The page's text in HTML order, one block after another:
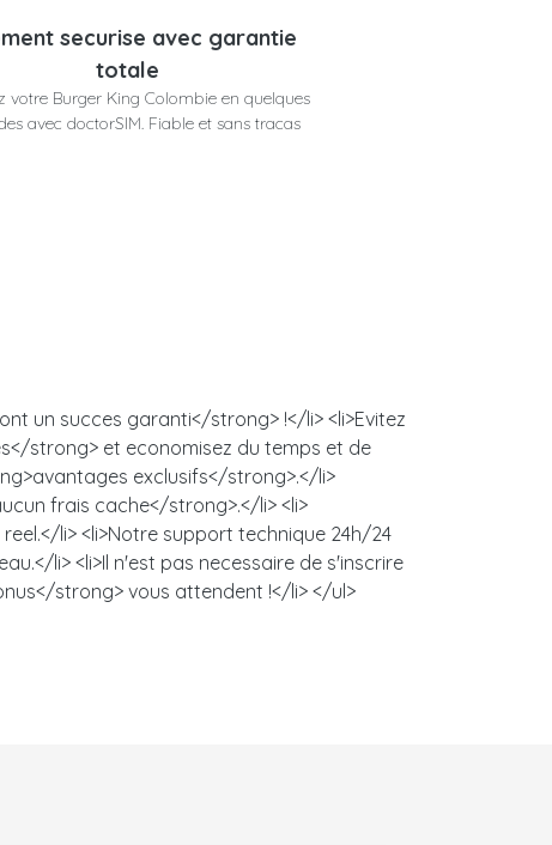
securise avec garantie
totale
votre Burger King Colombie en quelques
avec doctorSIM. Fiable et sans tracas
un succes garanti</strong> !</li> <li>Evitez
strong> et economisez du temps et de
exclusifs</strong>.</li>
frais cache</strong>.</li> <li>
li> <li>Notre support technique 24h/24
li> <li>Il n'est pas necessaire de s'inscrire
strong> vous attendent !</li> </ul>